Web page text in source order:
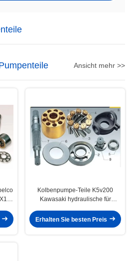
Ansicht mehr >>
Kolbenpumpe-Teile K5v200
Kawasaki hydraulische für
Erhalten Sie besten Preis